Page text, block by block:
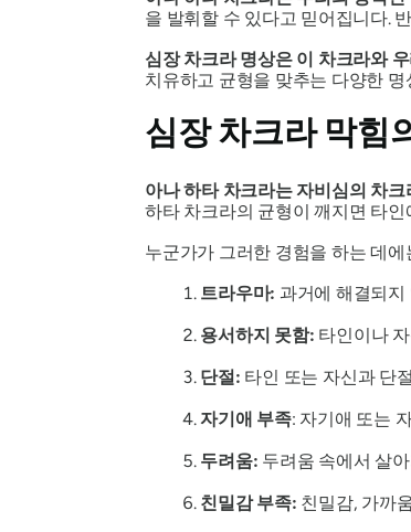
을 발휘할 수 있다고 믿어집니다.
심장 차크라 명상은 이 차크라와
치유하고 균형을 맞추는 다양한
심장 차크라 막힘
아나하타 차크라는자비심의 차크
하타 차크라의 균형이 깨지면 타
누군가가 그러한 경험을 하는 데
트라우마: 과거에 해결되
용서하지 못함: 타인이나
단절: 타인 또는 자신과 단
자기애 부족: 자기애 또는
두려움: 두려움 속에서 살
친밀감 부족: 친밀감, 가까